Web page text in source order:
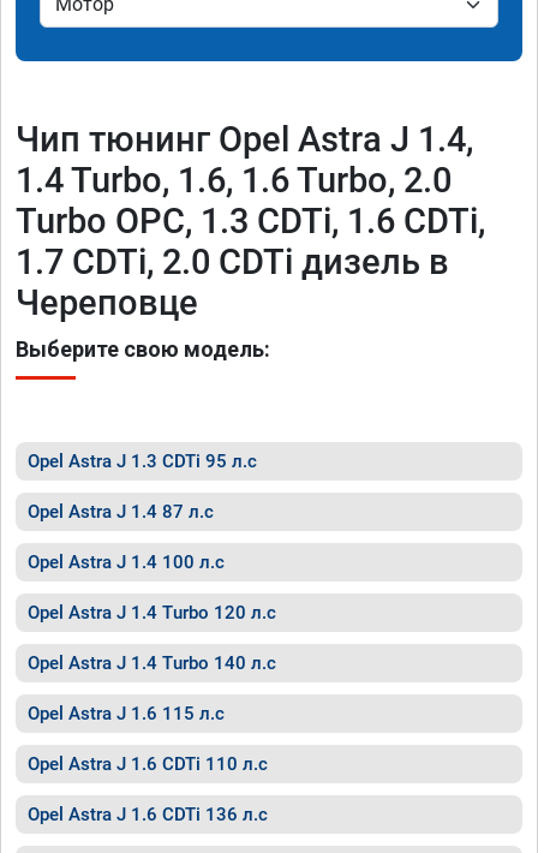
Чип тюнинг Opel Astra J 1.4,
1.4 Turbo, 1.6, 1.6 Turbo, 2.0
Turbo OPC, 1.3 CDTi, 1.6 CDTi,
1.7 CDTi, 2.0 CDTi дизель в
Череповце
Выберите свою модель:
Opel Astra J 1.3 CDTi 95 л.с
Opel Astra J 1.4 87 л.с
Opel Astra J 1.4 100 л.с
Opel Astra J 1.4 Turbo 120 л.с
Opel Astra J 1.4 Turbo 140 л.с
Opel Astra J 1.6 115 л.с
Opel Astra J 1.6 CDTi 110 л.с
Opel Astra J 1.6 CDTi 136 л.с